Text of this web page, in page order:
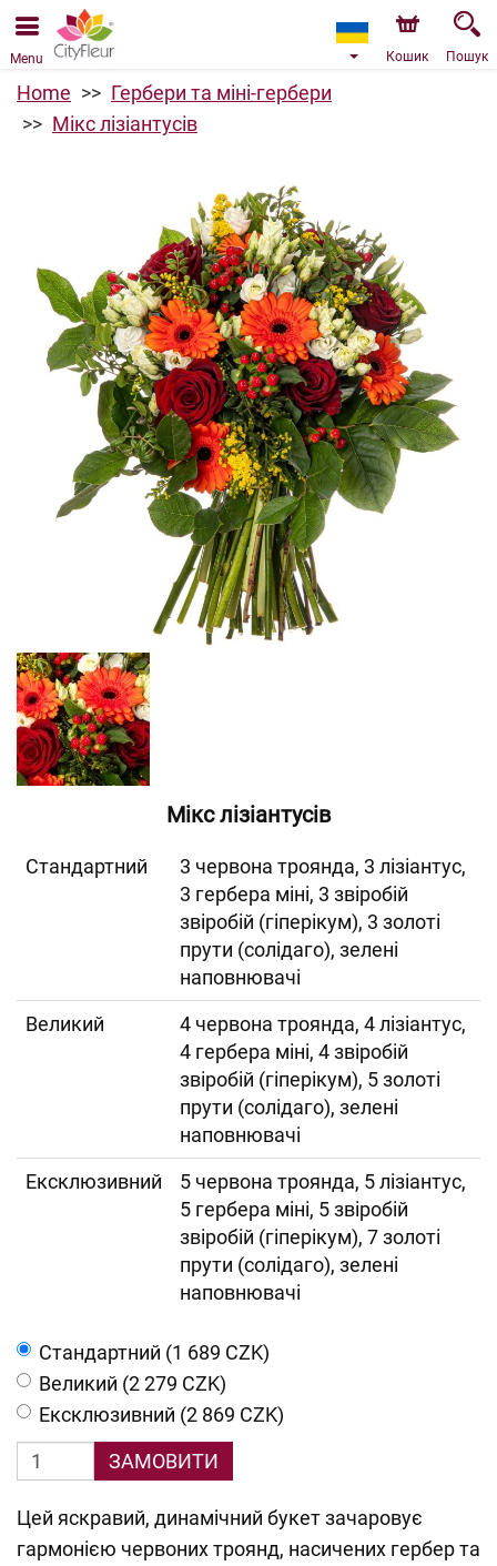
Ми приймаємо замовлення через наш інтернет-
магазин. Найближча можлива дата доставки —
09.08.2026 у зв’язку з відпусткою.
Menu Кошик Пошук
Home
Гербери та міні-гербери
Мікс лізіантусів
Мікс лізіантусів
Cтандартний
3 червона троянда, 3 лізіантус,
3 гербера міні, 3 звіробій
звіробій (гіперікум), 3 золоті
прути (солідаго), зелені
наповнювачі
Великий
4 червона троянда, 4 лізіантус,
4 гербера міні, 4 звіробій
звіробій (гіперікум), 5 золоті
прути (солідаго), зелені
наповнювачі
Ексклюзивний
5 червона троянда, 5 лізіантус,
5 гербера міні, 5 звіробій
звіробій (гіперікум), 7 золоті
прути (солідаго), зелені
наповнювачі
Cтандартний (1 689 CZK)
Великий (2 279 CZK)
Ексклюзивний (2 869 CZK)
ЗАМОВИТИ
Цей яскравий, динамічний букет зачаровує
гармонією червоних троянд, насичених гербер та